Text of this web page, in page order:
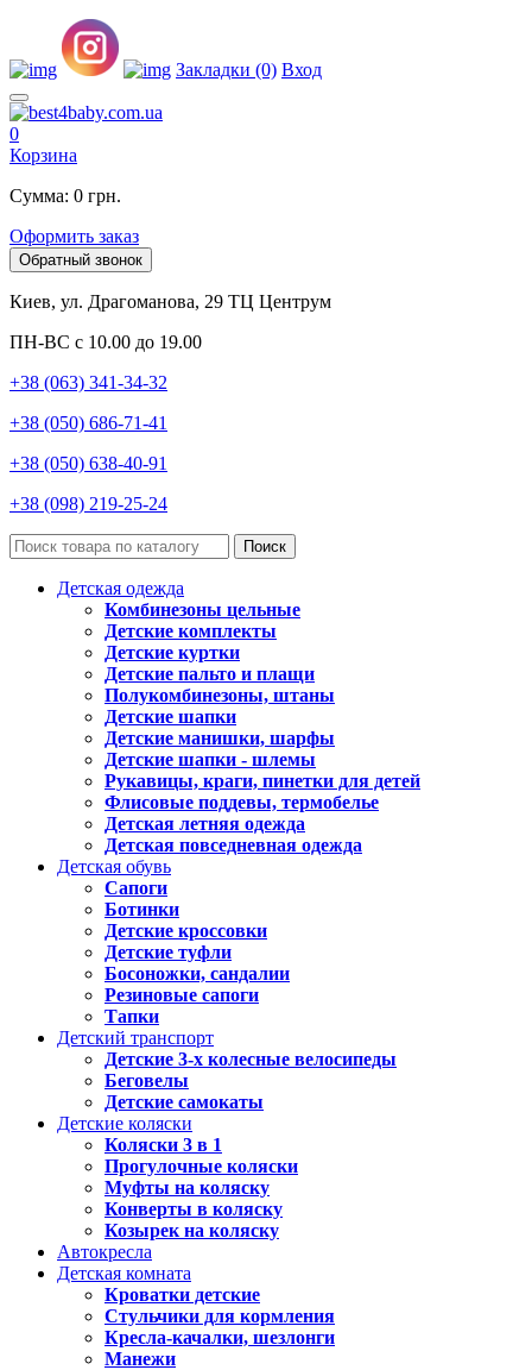
Закладки (0) Вход
0
Корзина
Сумма: 0 грн.
Оформить заказ
Обратный звонок
Киев, ул. Драгоманова, 29 ТЦ Центрум
ПН-ВС с 10.00 до 19.00
+38 (063) 341-34-32
+38 (050) 686-71-41
+38 (050) 638-40-91
+38 (098) 219-25-24
Поиск
Детская одежда
Комбинезоны цельные
Детские комплекты
Детские куртки
Детские пальто и плащи
Полукомбинезоны, штаны
Детские шапки
Детские манишки, шарфы
Детские шапки - шлемы
Рукавицы, краги, пинетки для детей
Флисовые поддевы, термобелье
Детская летняя одежда
Детская повседневная одежда
Детская обувь
Сапоги
Ботинки
Детские кроссовки
Детские туфли
Босоножки, сандалии
Резиновые сапоги
Тапки
Детский транспорт
Детские 3-х колесные велосипеды
Беговелы
Детские самокаты
Детские коляски
Коляски 3 в 1
Прогулочные коляски
Муфты на коляску
Конверты в коляску
Козырек на коляску
Автокресла
Детская комната
Кроватки детские
Стульчики для кормления
Кресла-качалки, шезлонги
Манежи